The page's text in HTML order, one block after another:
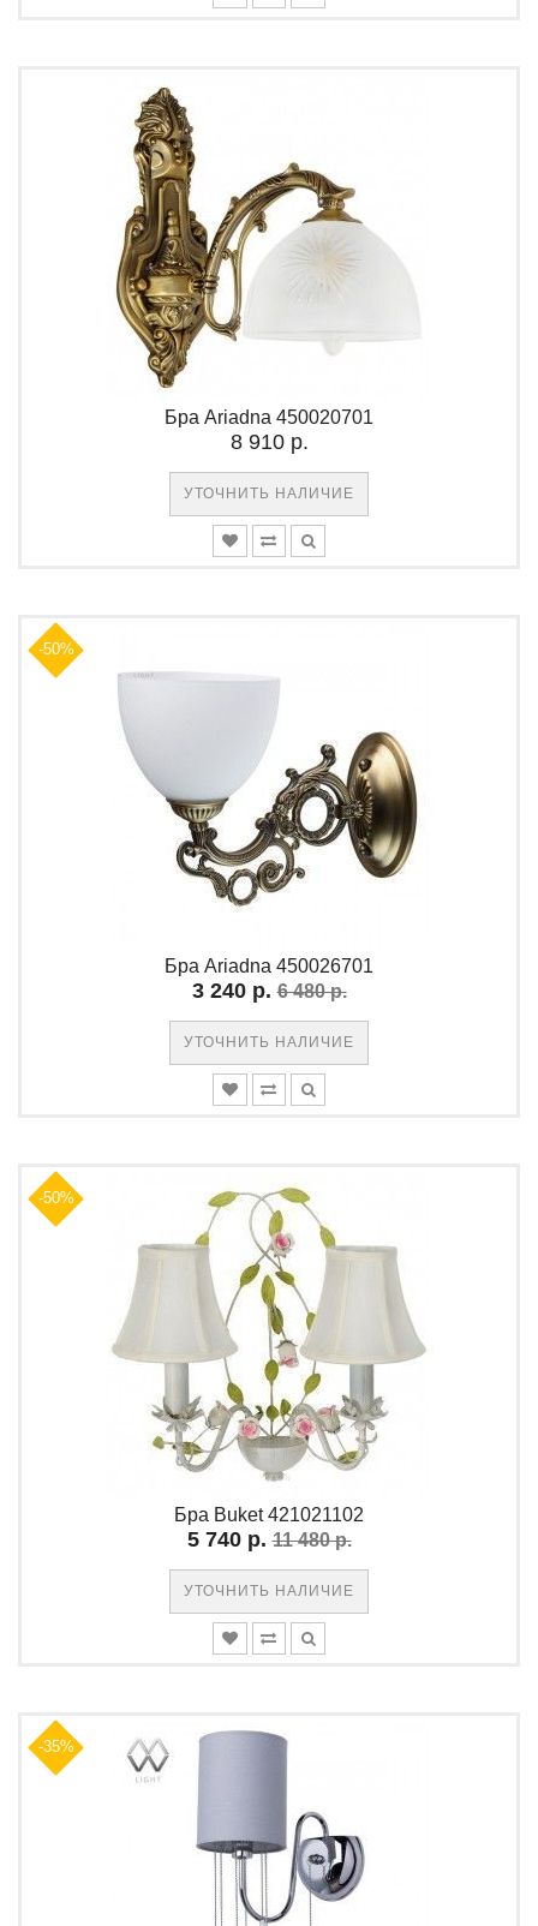
Бра Ariadna 450020701
8 910 р.
УТОЧНИТЬ НАЛИЧИЕ
-50%
Бра Ariadna 450026701
3 240 р. 6 480 р.
УТОЧНИТЬ НАЛИЧИЕ
-50%
Бра Buket 421021102
5 740 р. 11 480 р.
УТОЧНИТЬ НАЛИЧИЕ
-35%